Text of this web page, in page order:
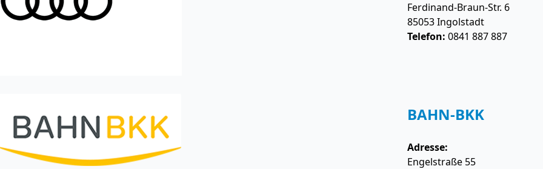
Ferdinand-Braun-Str. 6
85053Ingolstadt
Telefon: 0841 887 887
BAHN-BKK
Adresse:
Engelstraße 55